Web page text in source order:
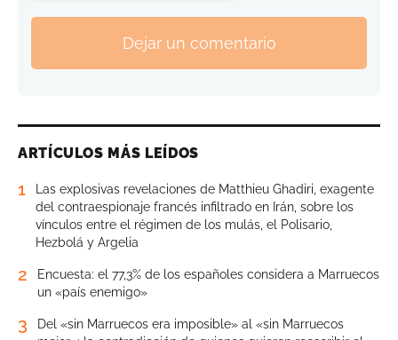
Dejar un comentario
ARTÍCULOS MÁS LEÍDOS
1
Las explosivas revelaciones de Matthieu Ghadiri, exagente
del contraespionaje francés infiltrado en Irán, sobre los
vínculos entre el régimen de los mulás, el Polisario,
Hezbolá y Argelia
2
Encuesta: el 77,3% de los españoles considera a Marruecos
un «país enemigo»
3
Del «sin Marruecos era imposible» al «sin Marruecos